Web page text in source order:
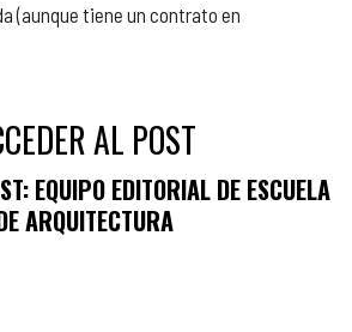
(aunque tiene un contrato en
AL POST
EQUIPO EDITORIAL DE ESCUELA
ARQUITECTURA